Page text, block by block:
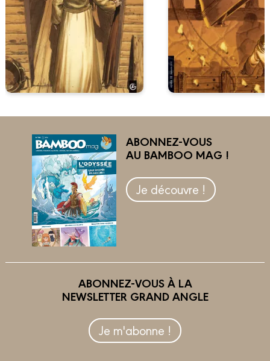
ABONNEZ-VOUS
AU BAMBOO MAG !
Je découvre !
ABONNEZ-VOUS À LA
NEWSLETTER GRAND ANGLE
Je m'abonne !